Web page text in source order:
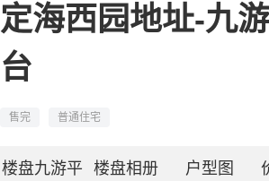
定海西园地址-九
台
售完 普通住宅
楼盘九游平 楼盘相册 户型图